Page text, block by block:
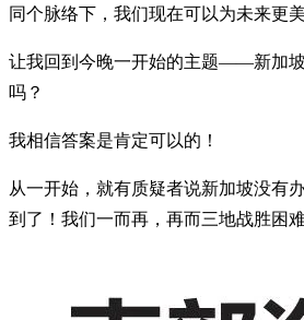
同个脉络下，我们现在可以为未来更
让我回到今晚一开始的主题——新加
吗？
我相信答案是肯定可以的！
从一开始，就有质疑者说新加坡没有
到了！我们一而再，再而三地战胜困